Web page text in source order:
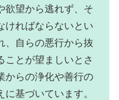
欲望から逃れず、そ
ければならないとい
、自らの悪行から抜
ことが望ましいとさ
からの浄化や善行の
基づいています。